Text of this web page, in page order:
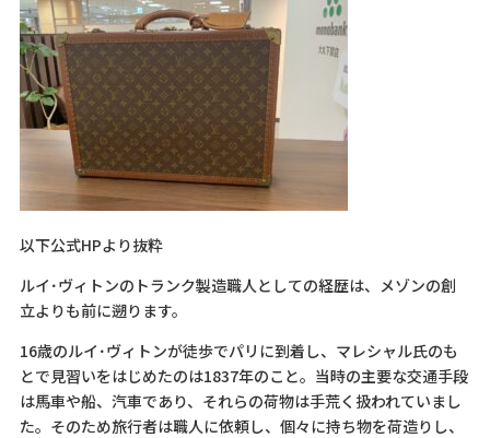
以下公式HPより抜粋
ルイ･ヴィトンのトランク製造職人としての経歴は、メゾンの創
立よりも前に遡ります。
16歳のルイ･ヴィトンが徒歩でパリに到着し、マレシャル氏のも
とで見習いをはじめたのは1837年のこと。当時の主要な交通手段
は馬車や船、汽車であり、それらの荷物は手荒く扱われていまし
た。そのため旅行者は職人に依頼し、個々に持ち物を荷造りし、